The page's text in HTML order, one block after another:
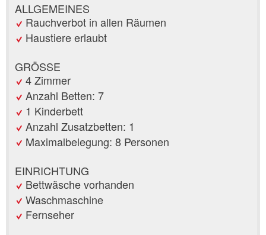
ALLGEMEINES
Rauchverbot in allen Räumen
Haustiere erlaubt
GRÖSSE
4 Zimmer
Anzahl Betten: 7
1 Kinderbett
Anzahl Zusatzbetten: 1
Maximalbelegung: 8 Personen
EINRICHTUNG
Bettwäsche vorhanden
Waschmaschine
Fernseher